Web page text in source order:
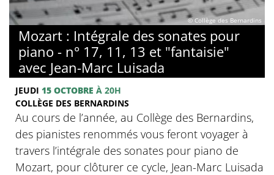
© Collège des Bernardins
Mozart : Intégrale des sonates pour
piano - n° 17, 11, 13 et "fantaisie"
avec Jean-Marc Luisada
JEUDI 15 OCTOBRE À 20H
COLLÈGE DES BERNARDINS
Au cours de l’année, au Collège des Bernardins,
des pianistes renommés vous feront voyager à
travers l’intégrale des sonates pour piano de
Mozart, pour clôturer ce cycle, Jean-Marc Luisada